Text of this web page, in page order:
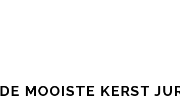
DE MOOISTE KERST